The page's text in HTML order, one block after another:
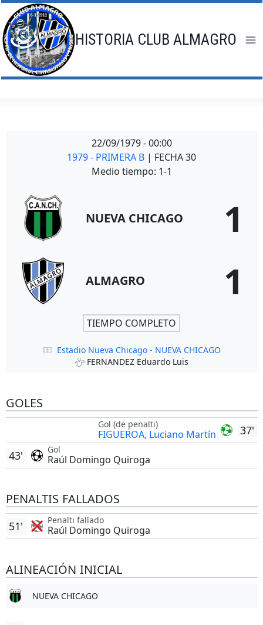
Saltar
al
contenido
HISTORIA CLUB ALMAGRO
22/09/1979 - 00:00
1979 - PRIMERA B | FECHA 30
Medio tiempo: 1-1
NUEVA CHICAGO 1
ALMAGRO 1
TIEMPO COMPLETO
Estadio Nueva Chicago - NUEVA CHICAGO
FERNANDEZ Eduardo Luis
GOLES
37'
Gol (de penalti)
FIGUEROA, Luciano Martín
Gol
Raúl Domingo Quiroga
43'
PENALTIS FALLADOS
Penalti fallado
Raúl Domingo Quiroga
51'
ALINEACIÓN INICIAL
NUEVA CHICAGO